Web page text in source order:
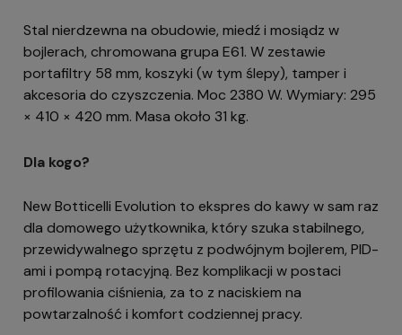
Stal nierdzewna na obudowie, miedź i mosiądz w
bojlerach, chromowana grupa E61. W zestawie
portafiltry 58 mm, koszyki (w tym ślepy), tamper i
akcesoria do czyszczenia. Moc 2380 W. Wymiary: 295
× 410 × 420 mm. Masa około 31 kg.
Dla kogo?
New Botticelli Evolution to ekspres do kawy w sam raz
dla domowego użytkownika, który szuka stabilnego,
przewidywalnego sprzętu z podwójnym bojlerem, PID-
ami i pompą rotacyjną. Bez komplikacji w postaci
profilowania ciśnienia, za to z naciskiem na
powtarzalność i komfort codziennej pracy.